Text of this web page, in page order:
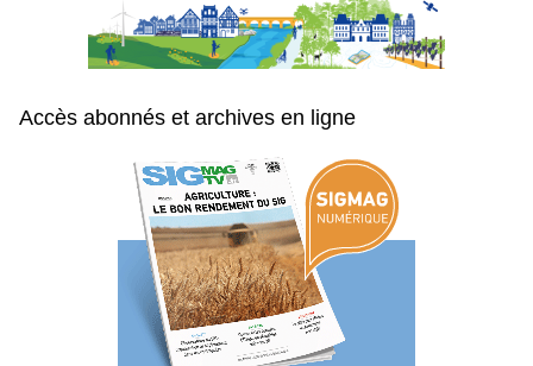
Accès abonnés et archives en ligne